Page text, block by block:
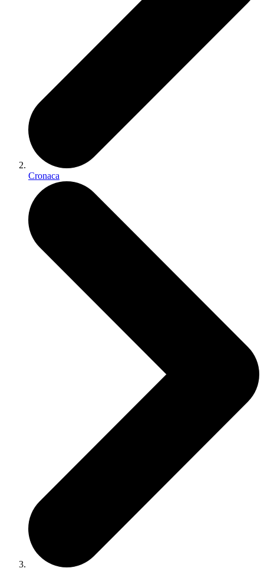
Cronaca